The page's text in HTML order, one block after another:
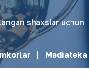
shaxslar uchun
Mediateka